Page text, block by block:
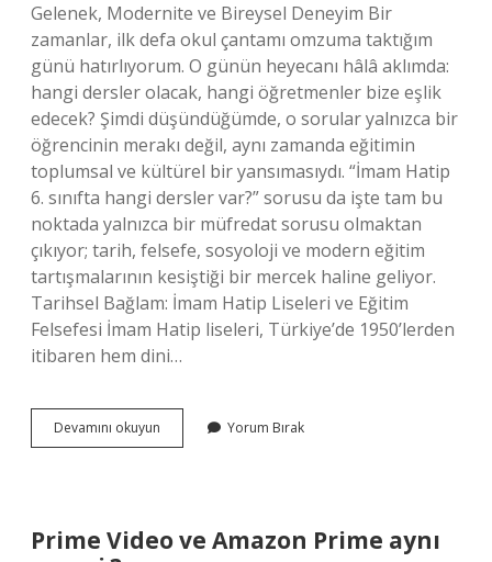
Gelenek, Modernite ve Bireysel Deneyim Bir
zamanlar, ilk defa okul çantamı omzuma taktığım
günü hatırlıyorum. O günün heyecanı hâlâ aklımda:
hangi dersler olacak, hangi öğretmenler bize eşlik
edecek? Şimdi düşündüğümde, o sorular yalnızca bir
öğrencinin merakı değil, aynı zamanda eğitimin
toplumsal ve kültürel bir yansımasıydı. “İmam Hatip
6. sınıfta hangi dersler var?” sorusu da işte tam bu
noktada yalnızca bir müfredat sorusu olmaktan
çıkıyor; tarih, felsefe, sosyoloji ve modern eğitim
tartışmalarının kesiştiği bir mercek haline geliyor.
Tarihsel Bağlam: İmam Hatip Liseleri ve Eğitim
Felsefesi İmam Hatip liseleri, Türkiye’de 1950’lerden
itibaren hem dini…
Devamını okuyun
Hatip
var
Yorum Bırak
Prime Video ve Amazon Prime aynı